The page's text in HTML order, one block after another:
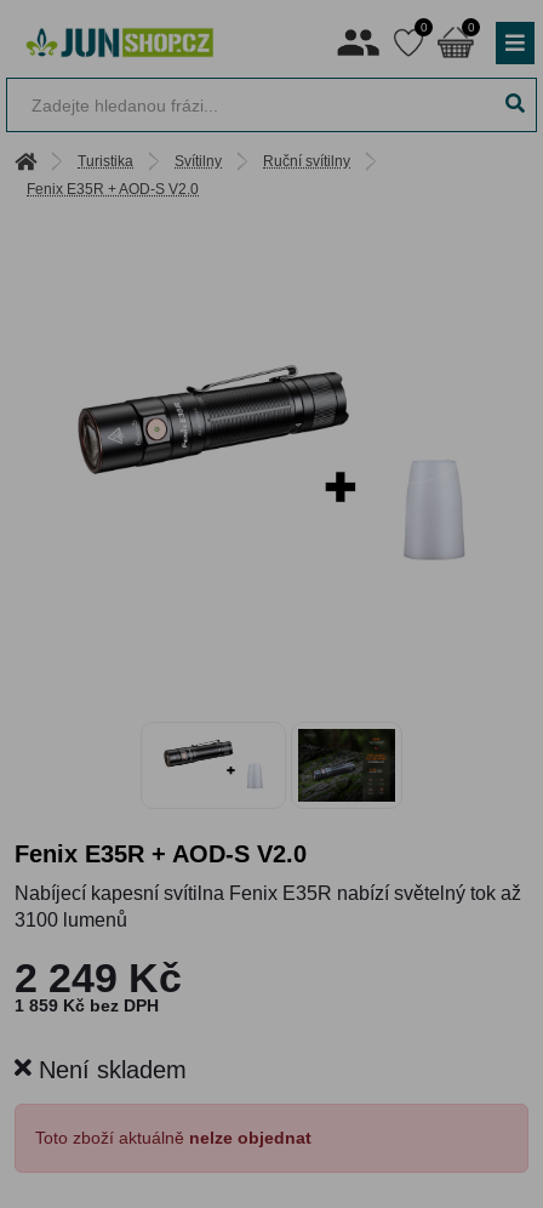
0 0
Turistika Svítilny
Ruční svítilny
Fenix E35R + AOD-S V2.0
Fenix E35R + AOD-S V2.0
Nabíjecí kapesní svítilna Fenix E35R nabízí světelný tok až
3100 lumenů
2 249 Kč
1 859 Kč bez DPH
Není skladem
Toto zboží aktuálně nelze objednat